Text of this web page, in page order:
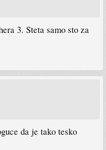
3. Steta samo sto za
da je tako tesko